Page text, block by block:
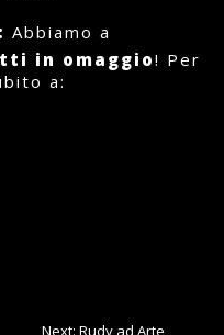
Abbiamo a
in omaggio! Per
a:
Next: Rudy ad Arte